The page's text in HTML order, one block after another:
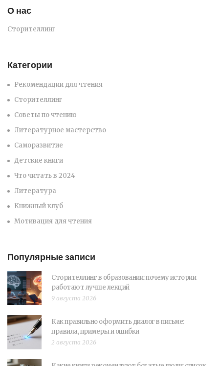
О нас
Сторителлинг
Категории
Рекомендации для чтения
Сторителлинг
Советы по чтению
Литературное мастерство
Саморазвитие
Детские книги
Что читать в 2024
Литература
Книжный клуб
Мотивация для чтения
Популярные записи
Сторителлинг в образовании: почему истории
работают лучше лекций
9 августа 2026
Как правильно оформить диалог в письме:
правила, примеры и ошибки
2 августа 2026